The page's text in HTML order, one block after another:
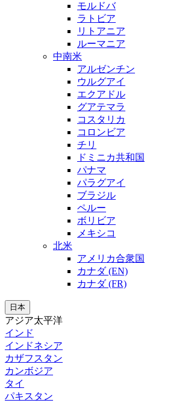
モルドバ
ラトビア
リトアニア
ルーマニア
中南米
アルゼンチン
ウルグアイ
エクアドル
グアテマラ
コスタリカ
コロンビア
チリ
ドミニカ共和国
パナマ
パラグアイ
ブラジル
ペルー
ボリビア
メキシコ
北米
アメリカ合衆国
カナダ (EN)
カナダ (FR)
日本
アジア太平洋
インド
インドネシア
カザフスタン
カンボジア
タイ
パキスタン